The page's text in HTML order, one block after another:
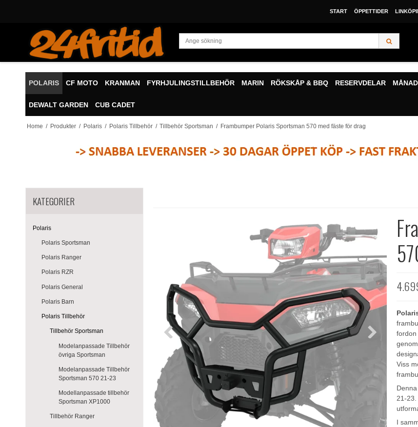
START ÖPPETTIDER
POLARIS CF MOTO KRANMAN FYRHJULINGSTILLBEHÖR MARIN RÖKSKÅP & BBQ RESERVDELAR
DEWALT GARDEN CUB CADET
Home / Produkter / Polaris / Polaris Tillbehör / Tillbehör Sportsman / Frambumper Polaris Sportsman 570 med fäste för drag
KATEGORIER
Polaris
Polaris Sportsman
Polaris Ranger
Polaris RZR
Polaris General
Polaris Barn
Polaris Tillbehör
Tillbehör Sportsman
Modelanpassade Tillbehör
övriga Sportsman
Modelanpassade Tillbehör
Sportsman 570 21-23
Modellanpassade tillbehör
Sportsman XP1000
Tillbehör Ranger
Viss
Denna
21-23.
I